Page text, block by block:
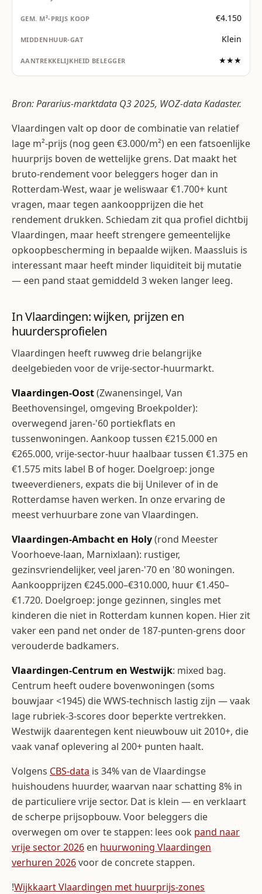
€4.150
Klein
★★★
Bron: Pararius-marktdata Q3 2025, WOZ-data Kadaster.
Vlaardingen valt op door de combinatie van relatief
lage m²-prijs (nog geen €3.000/m²) en een fatsoenlijke
huurprijs boven de wettelijke grens. Dat maakt het
bruto-rendement voor beleggers hoger dan in
Rotterdam-West, waar je weliswaar €1.700+ kunt
vragen, maar tegen aankoopprijzen die het
rendement drukken. Schiedam zit qua profiel dichtbij
Vlaardingen, maar heeft strengere gemeentelijke
opkoopbescherming in bepaalde wijken. Maassluis is
interessant maar heeft minder liquiditeit bij mutatie
— een pand staat gemiddeld 3 weken langer leeg.
In Vlaardingen: wijken, prijzen en
huurdersprofielen
Vlaardingen heeft ruwweg drie belangrijke
deelgebieden voor de vrije-sector-huurmarkt.
Vlaardingen-Oost(Zwanensingel, Van
Beethovensingel, omgeving Broekpolder):
overwegend jaren-'60 portiekflats en
tussenwoningen. Aankoop tussen €215.000 en
€265.000, vrije-sector-huur haalbaar tussen €1.375 en
€1.575 mits label B of hoger. Doelgroep: jonge
tweeverdieners, expats die bij Unilever of in de
Rotterdamse haven werken. In onze ervaring de
meest verhuurbare zone van Vlaardingen.
Vlaardingen-Ambacht en Holy(rond Meester
Voorhoeve-laan, Marnixlaan): rustiger,
gezinsvriendelijker, veel jaren-'70 en '80 woningen.
Aankoopprijzen €245.000–€310.000, huur €1.450–
€1.720. Doelgroep: jonge gezinnen, singles met
kinderen die niet in Rotterdam kunnen kopen. Hier zit
vaker een pand net onder de 187-punten-grens door
verouderde badkamers.
Vlaardingen-Centrum en Westwijk: mixed bag.
Centrum heeft oudere bovenwoningen (soms
bouwjaar <1945) die WWS-technisch lastig zijn — vaak
lage rubriek-3-scores door beperkte vertrekken.
Westwijk daarentegen kent nieuwbouw uit 2010+, die
vaak vanaf oplevering al 200+ punten haalt.
Volgens CBS-data is 34% van de Vlaardingse
huishoudens huurder, waarvan naar schatting 8% in
de particuliere vrije sector. Dat is klein — en verklaart
de scherpe prijsopbouw. Voor beleggers die
overwegen om over te stappen: lees ook pand naar
vrije sector 2026 en huurwoning Vlaardingen
verhuren 2026voor de concrete stappen.
!Wijkkaart Vlaardingen met huurprijs-zones